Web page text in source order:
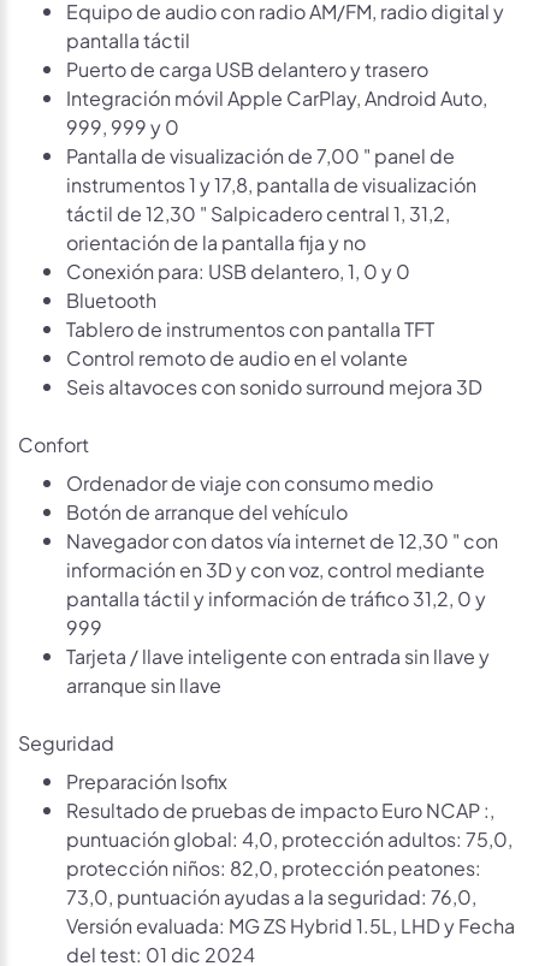
Equipo de audio con radio AM/FM, radio digital y
pantalla táctil
Puerto de carga USB delantero y trasero
Integración móvil Apple CarPlay, Android Auto,
999, 999 y 0
Pantalla de visualización de 7,00 " panel de
instrumentos 1 y 17,8, pantalla de visualización
táctil de 12,30 " Salpicadero central 1, 31,2,
orientación de la pantalla fija y no
Conexión para: USB delantero, 1, 0 y 0
Bluetooth
Tablero de instrumentos con pantalla TFT
Control remoto de audio en el volante
Seis altavoces con sonido surround mejora 3D
Confort
Ordenador de viaje con consumo medio
Botón de arranque del vehículo
Navegador con datos vía internet de 12,30 " con
información en 3D y con voz, control mediante
pantalla táctil y información de tráfico 31,2, 0 y
999
Tarjeta / llave inteligente con entrada sin llave y
arranque sin llave
Seguridad
Preparación Isofix
Resultado de pruebas de impacto Euro NCAP :,
puntuación global: 4,0, protección adultos: 75,0,
protección niños: 82,0, protección peatones:
73,0, puntuación ayudas a la seguridad: 76,0,
Versión evaluada: MG ZS Hybrid 1.5L, LHD y Fecha
del test: 01 dic 2024